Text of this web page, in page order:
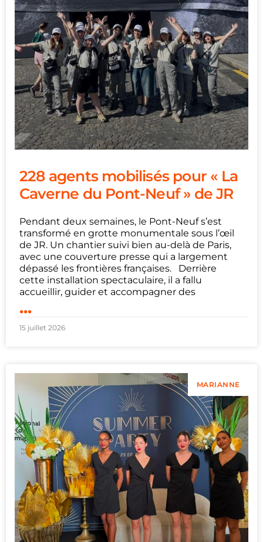
228 agents mobilisés pour « La
Caverne du Pont-Neuf » de JR
Pendant deux semaines, le Pont-Neuf s’est
transformé en grotte monumentale sous l’œil
de JR. Un chantier suivi bien au-delà de Paris,
avec une couverture presse qui a largement
dépassé les frontières françaises. Derrière
cette installation spectaculaire, il a fallu
accueillir, guider et accompagner des
...
15 juillet 2026
MARIANNE